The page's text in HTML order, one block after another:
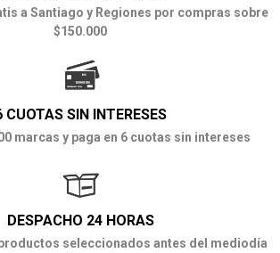
a Santiago y Regiones por compras sobre
$150.000
CUOTAS SIN INTERESES
marcas y paga en 6 cuotas sin intereses
DESPACHO 24 HORAS
seleccionados antes del mediodía